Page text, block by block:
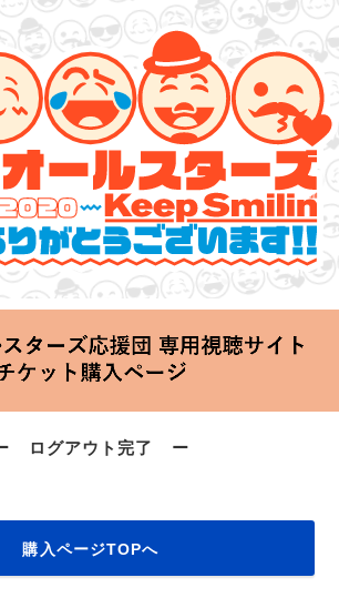
特別ライブ 2020
ん、ありがとうございます!!～」
Start at 横浜アリーナ
ログアウト完了 ー
購入ページTOPへ